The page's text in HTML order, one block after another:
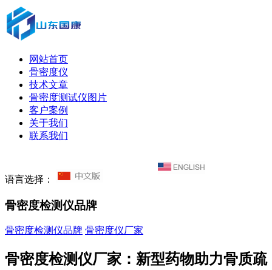
网站首页
骨密度仪
技术文章
骨密度测试仪图片
客户案例
关于我们
联系我们
语言选择：
骨密度检测仪品牌
骨密度检测仪品牌 骨密度仪厂家
骨密度检测仪厂家：新型药物助力骨质疏